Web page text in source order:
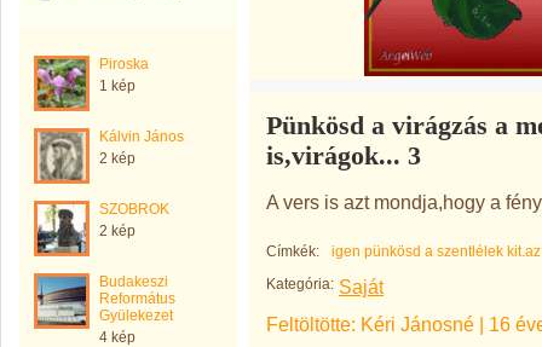
Piroska
1 kép
Kálvin János
2 kép
SZOBROK
2 kép
Budakeszi
Református
Gyülekezet
4 kép
Pünkösd a virágzás a
is,virágok... 3
A vers is azt mondja,hogy a
Címkék:
igen pünkösd a szentlélek
Kategória: Saját
Feltöltötte: Kéri Jánosné | 16